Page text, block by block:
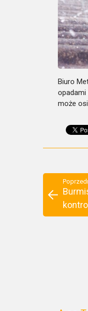
Biuro
opadami
może